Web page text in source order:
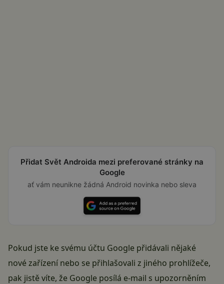
Přidat Svět Androida mezi preferované stránky na
Google
ať vám neunikne žádná Android novinka nebo sleva
Pokud jste ke svému účtu Google přidávali nějaké
nové zařízení nebo se přihlašovali z jiného prohlížeče,
pak jistě víte, že Google posílá e-mail s upozorněním